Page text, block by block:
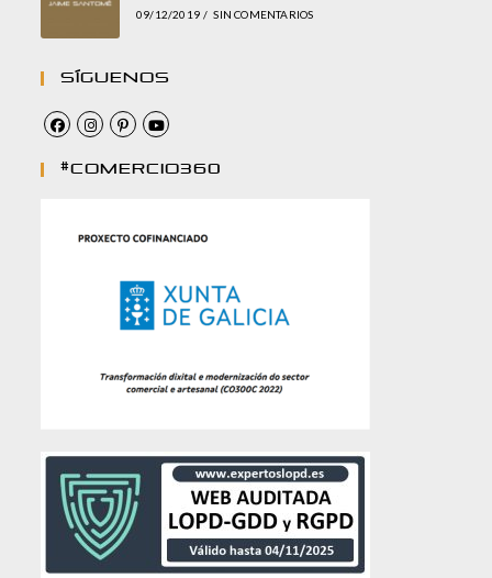
09/12/2019 / SIN COMENTARIOS
Síguenos
#comercio360